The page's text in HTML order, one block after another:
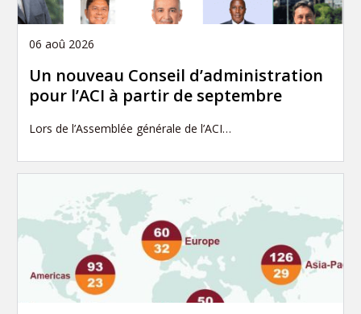
06 aoû 2026
Un nouveau Conseil d’administration
pour l’ACI à partir de septembre
Lors de l’Assemblée générale de l’ACI…